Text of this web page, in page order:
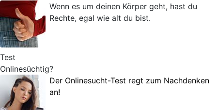
Wenn es um deinen Körper geht, hast du
Rechte, egal wie alt du bist.
Test
Onlinesüchtig?
Der Onlinesucht-Test regt zum Nachdenken
an!